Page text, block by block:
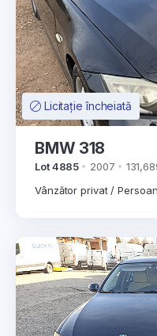
Licitație încheiată
BMW 318
Lot 4885 2007
Vânzător privat /